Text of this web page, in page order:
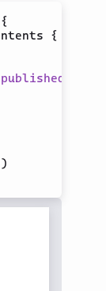
{
{
published
)